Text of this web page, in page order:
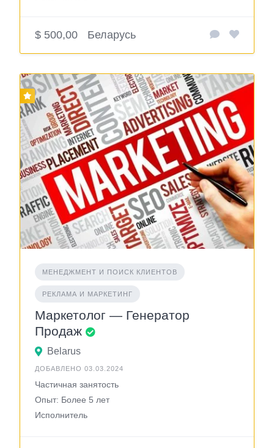
$ 500,00 Беларусь
МЕНЕДЖМЕНТ И ПОИСК КЛИЕНТОВ
РЕКЛАМА И МАРКЕТИНГ
Маркетолог — Генератор
Продаж
Belarus
ДОБАВЛЕНО 03.03.2024
Частичная занятость
Опыт: Более 5 лет
Исполнитель